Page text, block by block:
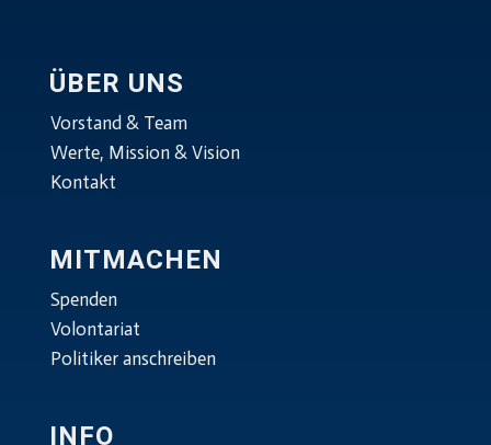
ÜBER UNS
Vorstand & Team
Werte, Mission & Vision
Kontakt
MITMACHEN
Spenden
Volontariat
Politiker anschreiben
INFO